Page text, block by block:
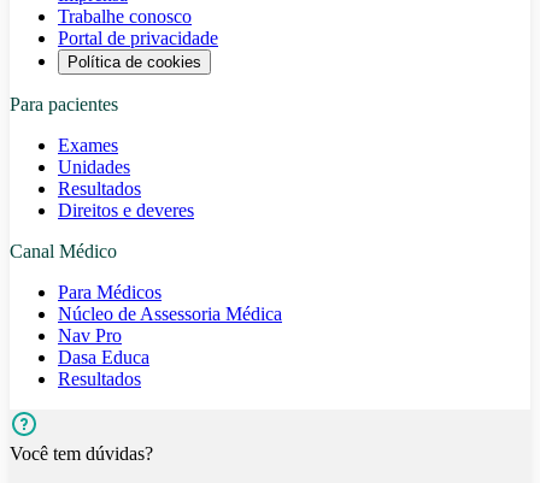
Trabalhe conosco
Portal de privacidade
Política de cookies
Para pacientes
Exames
Unidades
Resultados
Direitos e deveres
Canal Médico
Para Médicos
Núcleo de Assessoria Médica
Nav Pro
Dasa Educa
Resultados
Você tem dúvidas?